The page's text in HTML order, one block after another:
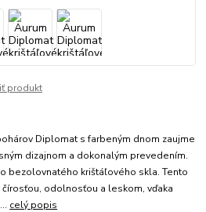
produkt
Diplomat s farbeným dnom zaujme
dizajnom a dokonalým prevedením.
bezolovnatého krištáľového skla. Tento
odolnosťou a leskom, vďaka
celý popis